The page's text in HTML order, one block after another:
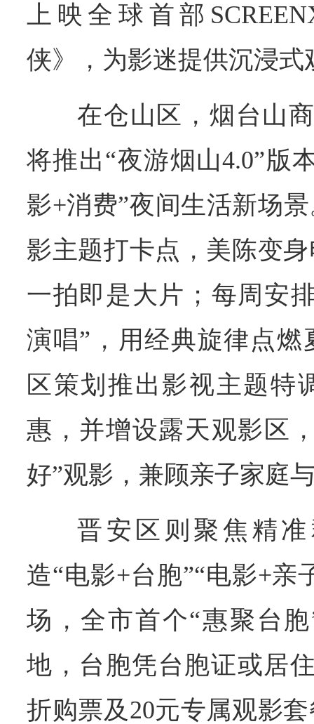
上映全球首部
侠》，为影迷提供沉浸式
在仓山区，烟台山
将推出“夜游烟山4.0”版
影+消费”夜间生活新场
影主题打卡点，美陈变
一拍即是大片；每周安
演唱”，用经典旋律点
区策划推出影视主题特
惠，并增设露天观影区
好”观影，兼顾亲子家庭
晋安区则聚焦精
造“电影+台胞”“电影+亲
场，全市首个“惠聚台
地，台胞凭台胞证或居
折购票及20元专属观影